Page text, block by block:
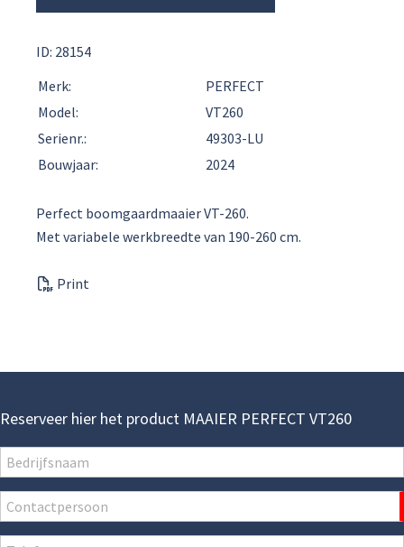
ID: 28154
Merk:
PERFECT
Model:
VT260
Serienr.:
49303-LU
Bouwjaar:
2024
Perfect boomgaardmaaier VT-260.
Met variabele werkbreedte van 190-260 cm.
Print
Reserveer hier het product MAAIER PERFECT VT260